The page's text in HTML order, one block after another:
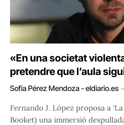
«En una societat
pretendre que l’aula
Sofía Pérez Mendoza - eldiario.es
Fernando J. López proposa a
Booket) una immersió